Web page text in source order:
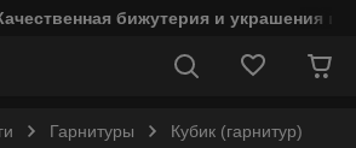
бижутерия и украшения в
Гарнитуры Кубик (гарнитур)